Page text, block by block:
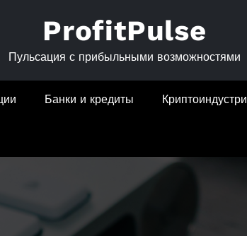
ProfitPulse
Пульсация с прибыльными возможностями
Банки и кредиты